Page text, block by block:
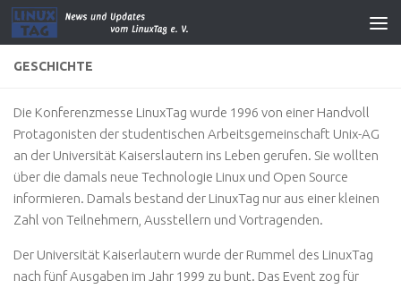
GESCHICHTE
Die Konferenzmesse LinuxTag wurde 1996 von einer Handvoll
Protagonisten der studentischen Arbeitsgemeinschaft Unix-AG
an der Universität Kaiserslautern ins Leben gerufen. Sie wollten
über die damals neue Technologie Linux und Open Source
informieren. Damals bestand der LinuxTag nur aus einer kleinen
Zahl von Teilnehmern, Ausstellern und Vortragenden.
Der Universität Kaiserlautern wurde der Rummel des LinuxTag
nach fünf Ausgaben im Jahr 1999 zu bunt. Das Event zog für